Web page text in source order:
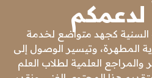
لدعمكم
السنية كجهد متواضع لخدمة
المطهرة، وتيسير الوصول إلى
والمراجع العلمية لطلاب العلم